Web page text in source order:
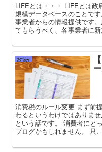
LIFEとは・・・ LIFEとは政
規模データベースのことで
事業者からの情報提供です
てもらうべく、各事業者に
お悩み
消費税のルール変更 まず前
わるというわけではありま
という話です。 消費者にと
ブログかもしれません。 只